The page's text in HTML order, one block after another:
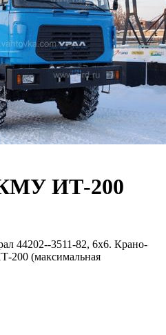
КМУ ИТ-200
44202--3511-82, 6х6. Крано-
200 (максимальная